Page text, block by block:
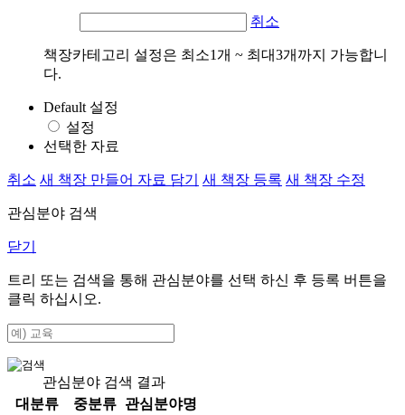
취소
책장카테고리 설정은 최소1개 ~ 최대3개까지 가능합니
다.
Default 설정
설정
선택한 자료
취소 새 책장 만들어 자료 담기 새 책장 등록 새 책장 수정
관심분야 검색
닫기
트리 또는 검색을 통해 관심분야를 선택 하신 후 등록 버튼을
클릭 하십시오.
관심분야 검색 결과
대분류
중분류
관심분야명